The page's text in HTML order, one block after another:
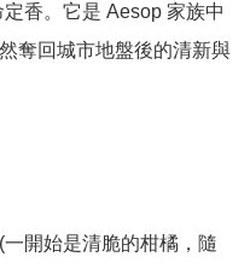
香。它是 Aesop 家族中
奪回城市地盤後的清新與
開始是清脆的柑橘，隨